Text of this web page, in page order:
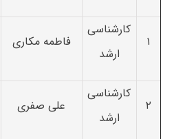
۱
کارشناسی
ارشد
فاطمه مکاری
۲
کارشناسی
ارشد
علی صفری